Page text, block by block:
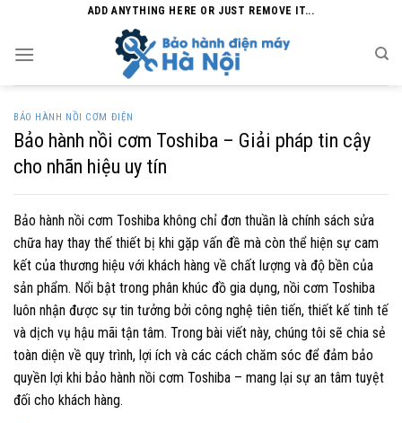
content
ADD ANYTHING HERE OR JUST REMOVE IT...
BẢO HÀNH NỒI CƠM ĐIỆN
Bảo hành nồi cơm Toshiba – Giải pháp tin cậy
cho nhãn hiệu uy tín
Bảo hành nồi cơm Toshiba không chỉ đơn thuần là chính sách sửa
chữa hay thay thế thiết bị khi gặp vấn đề mà còn thể hiện sự cam
kết của thương hiệu với khách hàng về chất lượng và độ bền của
sản phẩm. Nổi bật trong phân khúc đồ gia dụng, nồi cơm Toshiba
luôn nhận được sự tin tưởng bởi công nghệ tiên tiến, thiết kế tinh tế
và dịch vụ hậu mãi tận tâm. Trong bài viết này, chúng tôi sẽ chia sẻ
toàn diện về quy trình, lợi ích và các cách chăm sóc để đảm bảo
quyền lợi khi bảo hành nồi cơm Toshiba – mang lại sự an tâm tuyệt
đối cho khách hàng.